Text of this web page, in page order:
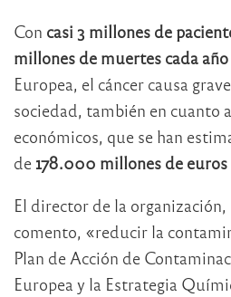
Con casi 3 millones de
millones de muertes cada año
Europea, el cáncer causa
sociedad, también en cuanto
económicos, que se han
de 178.000 millones de euros
El director de la
comento, «reducir la
Plan de Acción de
Europea y la Estrategia